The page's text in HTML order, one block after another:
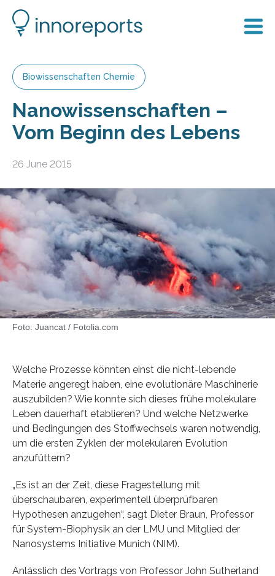
Biowissenschaften Chemie
Nanowissenschaften –
Vom Beginn des Lebens
26 June 2015
Foto: Juancat / Fotolia.com
Welche Prozesse könnten einst die nicht-lebende
Materie angeregt haben, eine evolutionäre Maschinerie
auszubilden? Wie konnte sich dieses frühe molekulare
Leben dauerhaft etablieren? Und welche Netzwerke
und Bedingungen des Stoffwechsels waren notwendig,
um die ersten Zyklen der molekularen Evolution
anzufüttern?
„Es ist an der Zeit, diese Fragestellung mit
überschaubaren, experimentell überprüfbaren
Hypothesen anzugehen“, sagt Dieter Braun, Professor
für System-Biophysik an der LMU und Mitglied der
Nanosystems Initiative Munich (NIM).
Anlässlich des Vortrags von Professor John Sutherland